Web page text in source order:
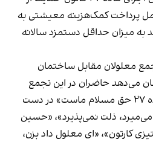
پرداخت کمک‌هزینه معیشتی به
میزان حداقل دستمزد سالانه
معلولان مقابل ساختمان
می‌دهد حاضران در این تجمع
پلاکاردی با شعار «اجرای ماده ۲۷ حق مسلام ماست» در دست
ذلت نمی‌پذیرد»، «حسین
کارتون»، «ای معلول داد بزن،